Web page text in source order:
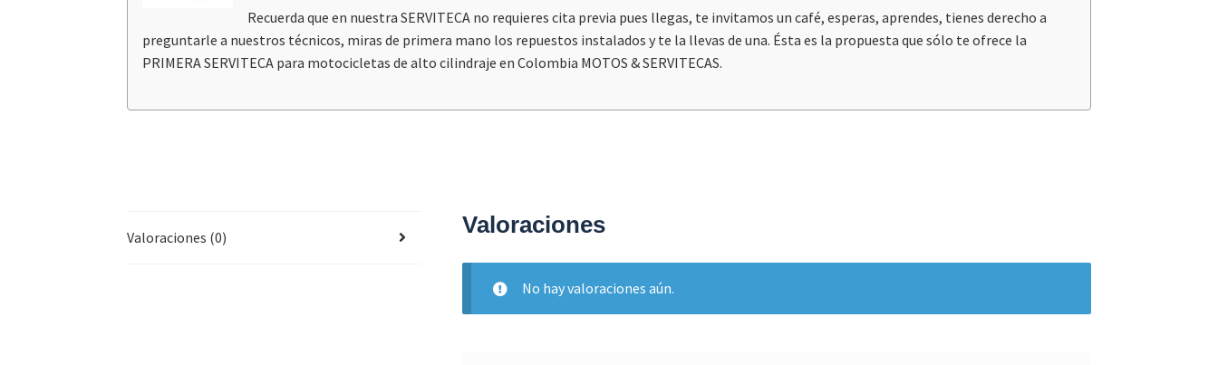
Recuerda que en nuestra SERVITECA no requieres cita previa pues llegas, te invitamos un café, esperas, aprendes, tienes derecho a
preguntarle a nuestros técnicos, miras de primera mano los repuestos instalados y te la llevas de una. Ésta es la propuesta que sólo te ofrece la
PRIMERA SERVITECA para motocicletas de alto cilindraje en Colombia MOTOS & SERVITECAS.
Valoraciones (0) Valoraciones
No hay valoraciones aún.